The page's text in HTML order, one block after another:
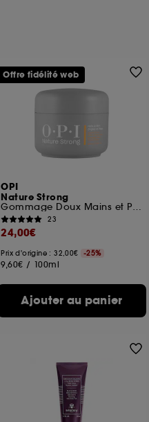
OPI
Nature Strong
Gommage Doux Mains et Pieds exfoliant pour une peau radieuse
23
24,00€
Prix d'origine : 32,00€ -25%
9,60€ / 100ml
Ajouter au panier
Offre fidélité web